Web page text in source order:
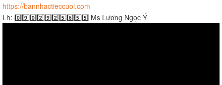
https://bannhactieccuoi.com
Lh: 0️⃣9️⃣0️⃣2️⃣9️⃣2️⃣5️⃣6️⃣5️⃣5️⃣ Ms Lương Ngọc Ý